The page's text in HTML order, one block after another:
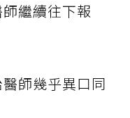
繼續往下報
醫師幾乎異口同